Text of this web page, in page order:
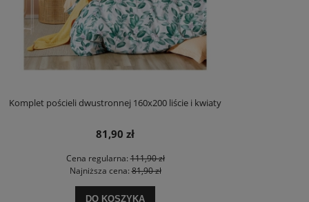
Komplet pościeli dwustronnej 160x200 liście i kwiaty
81,90 zł
Cena regularna:111,90 zł
Najniższa cena:81,90 zł
DO KOSZYKA